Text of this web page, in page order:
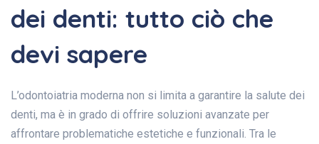
dei denti: tutto ciò che
devi sapere
L’odontoiatria moderna non si limita a garantire la salute dei
denti, ma è in grado di offrire soluzioni avanzate per
affrontare problematiche estetiche e funzionali. Tra le